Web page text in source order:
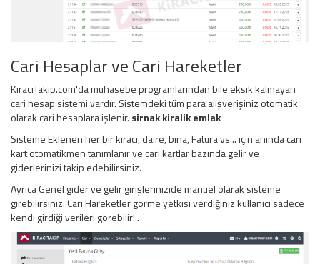
Cari Hesaplar ve Cari Hareketler
KiracıTakip.com'da muhasebe programlarından bile eksik kalmayan
cari hesap sistemi vardır. Sistemdeki tüm para alışverişiniz otomatik
olarak cari hesaplara işlenir. sirnak kiralik emlak
Sisteme Eklenen her bir kiracı, daire, bina, Fatura vs... için anında cari
kart otomatikmen tanımlanır ve cari kartlar bazında gelir ve
giderlerinizi takip edebilirsiniz.
Ayrıca Genel gider ve gelir girişlerinizide manuel olarak sisteme
girebilirsiniz. Cari Hareketler görme yetkisi verdiğiniz kullanıcı sadece
kendi girdiği verileri görebilir!..